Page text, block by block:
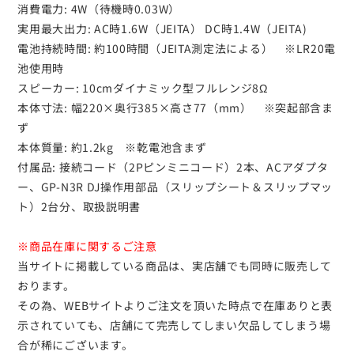
消費電力: 4W（待機時0.03W）
実用最大出力: AC時1.6W（JEITA） DC時1.4W（JEITA)
電池持続時間: 約100時間（JEITA測定法による） ※LR20電
池使用時
スピーカー: 10cmダイナミック型フルレンジ8Ω
本体寸法: 幅220×奥行385×高さ77（mm） ※突起部含ま
ず
本体質量: 約1.2kg ※乾電池含まず
付属品: 接続コード（2Pピンミニコード）2本、ACアダプタ
ー、GP-N3R DJ操作用部品（スリップシート＆スリップマッ
ト）2台分、取扱説明書
※商品在庫に関するご注意
当サイトに掲載している商品は、実店舗でも同時に販売して
おります。
その為、WEBサイトよりご注文を頂いた時点で在庫ありと表
示されていても、店舗にて完売してしまい欠品してしまう場
合が稀にございます。